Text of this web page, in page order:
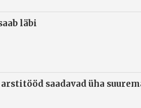
läbi
saadavad üha